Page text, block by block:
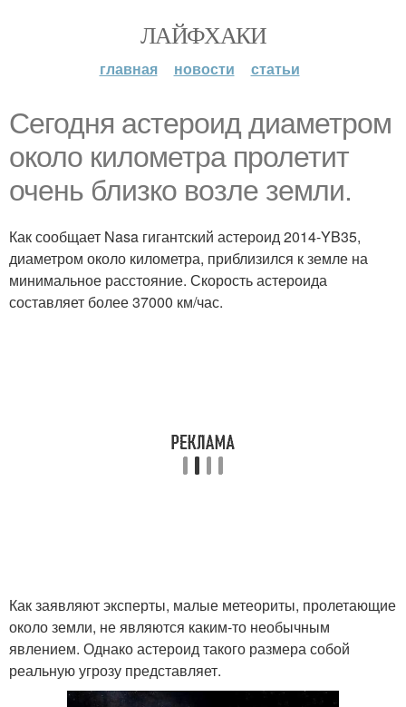
ЛАЙФХАКИ
главная новости статьи
Сегодня астероид диаметром
около километра пролетит
очень близко возле земли.
Как сообщает Nasa гигантский астероид 2014-YB35,
диаметром около километра, приблизился к земле на
минимальное расстояние. Скорость астероида
составляет более 37000 км/час.
Как заявляют эксперты, малые метеориты, пролетающие
около земли, не являются каким-то необычным
явлением. Однако астероид такого размера собой
реальную угрозу представляет.